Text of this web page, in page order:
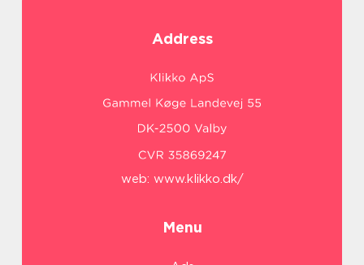
Address
web: www.klikko.dk/
Menu